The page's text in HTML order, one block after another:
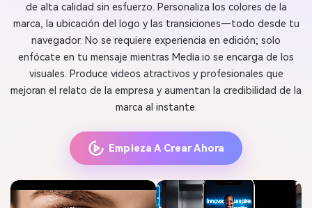
de alta calidad sin esfuerzo. Personaliza los colores de la
marca, la ubicación del logo y las transiciones—todo desde tu
navegador. No se requiere experiencia en edición; solo
enfócate en tu mensaje mientras Media.io se encarga de los
visuales. Produce videos atractivos y profesionales que
mejoran el relato de la empresa y aumentan la credibilidad de la
marca al instante.
Empieza A Crear Ahora